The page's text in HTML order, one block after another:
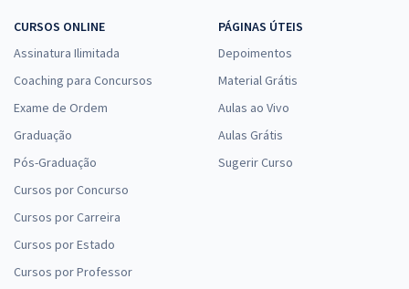
CURSOS ONLINE
Assinatura Ilimitada
Coaching para Concursos
Exame de Ordem
Graduação
Pós-Graduação
Cursos por Concurso
Cursos por Carreira
Cursos por Estado
Cursos por Professor
PÁGINAS ÚTEIS
Depoimentos
Material Grátis
Aulas ao Vivo
Aulas Grátis
Sugerir Curso